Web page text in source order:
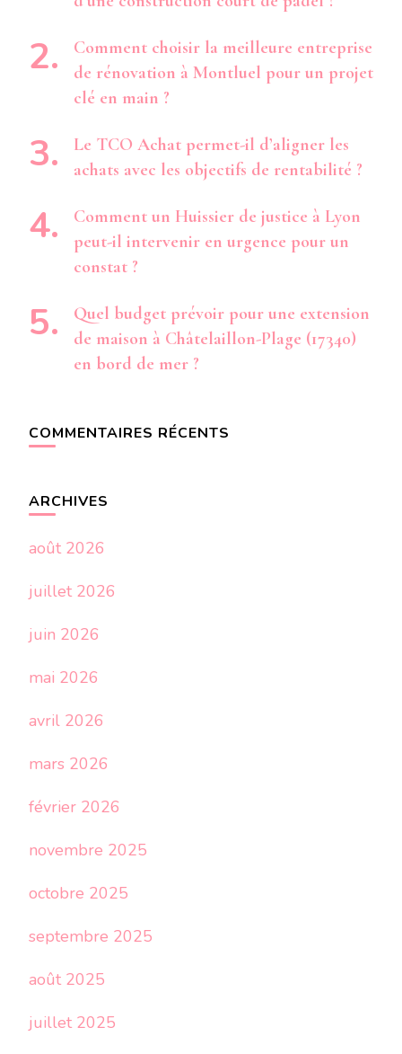
Comment choisir la meilleure entreprise
de rénovation à Montluel pour un projet
clé en main ?
Le TCO Achat permet-il d’aligner les
achats avec les objectifs de rentabilité ?
Comment un Huissier de justice à Lyon
peut-il intervenir en urgence pour un
constat ?
Quel budget prévoir pour une extension
de maison à Châtelaillon-Plage (17340)
en bord de mer ?
COMMENTAIRES RÉCENTS
ARCHIVES
août 2026
juillet 2026
juin 2026
mai 2026
avril 2026
mars 2026
février 2026
novembre 2025
octobre 2025
septembre 2025
août 2025
juillet 2025